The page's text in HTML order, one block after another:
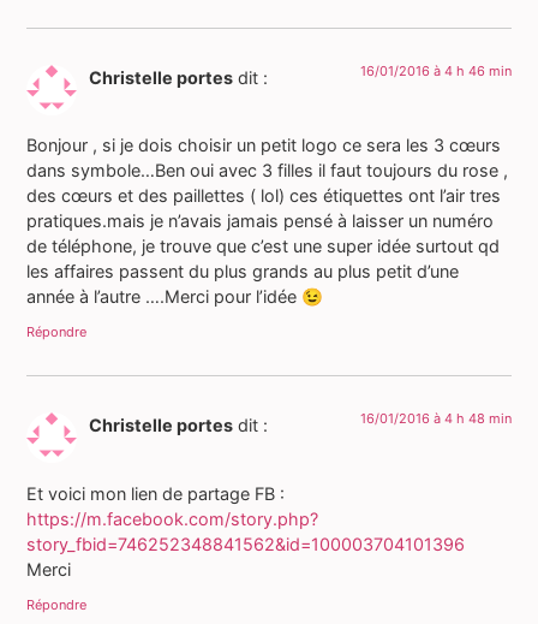
Christelle portes dit : 16/01/2016 à 4 h 46 min
Bonjour , si je dois choisir un petit logo ce sera les 3 cœurs
dans symbole…Ben oui avec 3 filles il faut toujours du rose ,
des cœurs et des paillettes ( lol) ces étiquettes ont l’air tres
pratiques.mais je n’avais jamais pensé à laisser un numéro
de téléphone, je trouve que c’est une super idée surtout qd
les affaires passent du plus grands au plus petit d’une
année à l’autre ….Merci pour l’idée 😉
Répondre
Christelle portes dit : 16/01/2016 à 4 h 48 min
Et voici mon lien de partage FB :
https://m.facebook.com/story.php?
story_fbid=746252348841562&id=100003704101396
Merci
Répondre